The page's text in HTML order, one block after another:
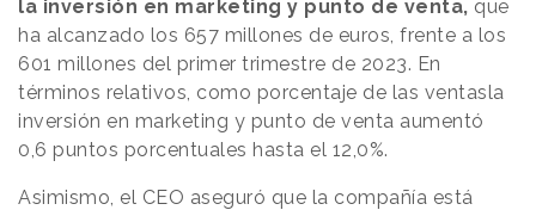
la inversión en marketing y punto de venta, que
ha alcanzado los 657 millones de euros, frente a los
601 millones del primer trimestre de 2023. En
términos relativos, como porcentaje de las ventasla
inversión en marketing y punto de venta aumentó
0,6 puntos porcentuales hasta el 12,0%.
Asimismo, el CEO aseguró que la compañía está